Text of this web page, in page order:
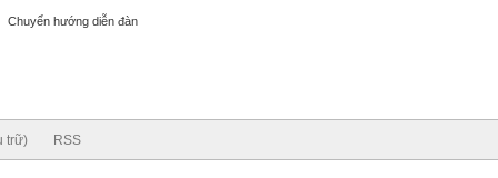
Chuyển hướng diễn đàn
trữ) RSS